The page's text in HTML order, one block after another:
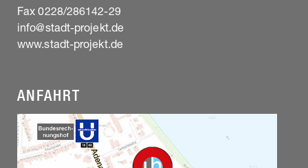
Fax 0228/286142-29
info@stadt-projekt.de
www.stadt-projekt.de
ANFAHRT